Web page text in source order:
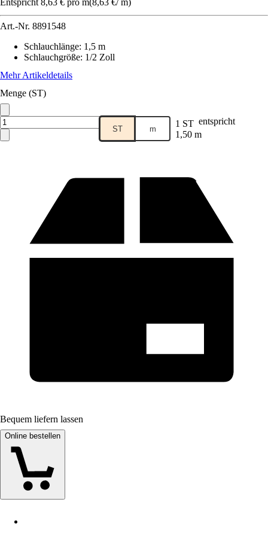
Entspricht 8,63 € pro m(8,63 €/ m)
Art.-Nr. 8891548
Schlauchlänge: 1,5 m
Schlauchgröße: 1/2 Zoll
Mehr Artikeldetails
Menge (ST)
ST m 1 ST entspricht
1,50 m
Bequem liefern lassen
Online bestellen